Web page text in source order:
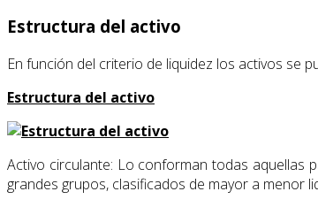
Estructura del activo
En función del criterio de liquidez los activos se
Estructura del activo
Activo circulante: Lo conforman todas aquellas
grandes grupos, clasificados de mayor a menor